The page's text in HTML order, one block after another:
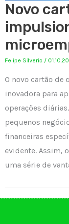
Novo
Felipe Silverio /
O novo cartão de
inovadora para
operações
pequenos
financeiras
evidente. Assim,
uma série de